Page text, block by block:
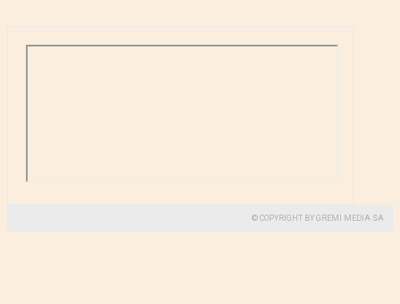
© COPYRIGHT BY GREMI MEDIA SA